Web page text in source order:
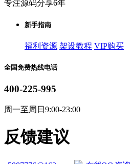
专注源码分享6年
新手指南
福利资源 架设教程 VIP购买
全国免费热线电话
400-225-995
周一至周日9:00-23:00
反馈建议